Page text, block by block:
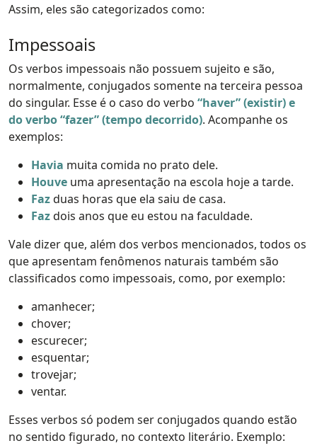
Assim, eles são categorizados como:
Impessoais
Os verbos impessoais não possuem sujeito e são,
normalmente, conjugados somente na terceira pessoa
do singular. Esse é o caso do verbo “haver” (existir) e
do verbo “fazer” (tempo decorrido). Acompanhe os
exemplos:
Havia muita comida no prato dele.
Houve uma apresentação na escola hoje a tarde.
Fazduas horas que ela saiu de casa.
Fazdois anos que eu estou na faculdade.
Vale dizer que, além dos verbos mencionados, todos os
que apresentam fenômenos naturais também são
classificados como impessoais, como, por exemplo:
amanhecer;
chover;
escurecer;
esquentar;
trovejar;
ventar.
Esses verbos só podem ser conjugados quando estão
no sentido figurado, no contexto literário. Exemplo: